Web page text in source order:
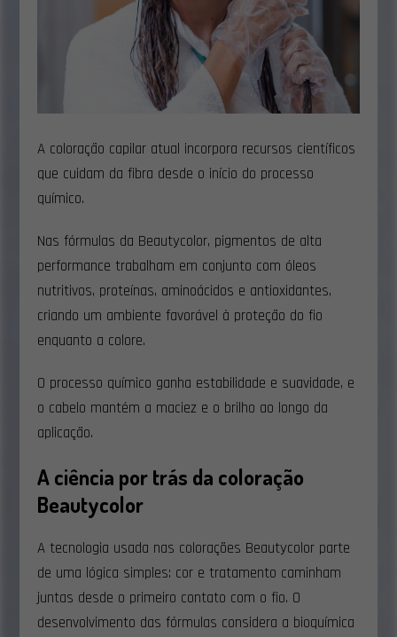
A coloração capilar atual incorpora recursos científicos
que cuidam da fibra desde o início do processo
químico.
Nas fórmulas da Beautycolor, pigmentos de alta
performance trabalham em conjunto com óleos
nutritivos, proteínas, aminoácidos e antioxidantes,
criando um ambiente favorável à proteção do fio
enquanto a colore.
O processo químico ganha estabilidade e suavidade, e
o cabelo mantém a maciez e o brilho ao longo da
aplicação.
A ciência por trás da coloração
Beautycolor
A tecnologia usada nas colorações Beautycolor parte
de uma lógica simples: cor e tratamento caminham
juntas desde o primeiro contato com o fio. O
desenvolvimento das fórmulas considera a bioquímica